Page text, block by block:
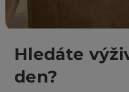
Hledáte
den?